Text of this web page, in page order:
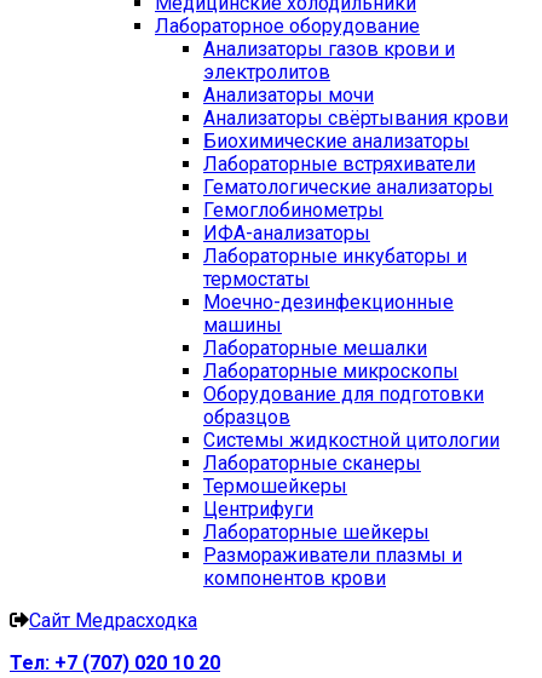
Лабораторное оборудование
Анализаторы газов крови и
электролитов
Анализаторы мочи
Анализаторы свёртывания крови
Биохимические анализаторы
Лабораторные встряхиватели
Гематологические анализаторы
Гемоглобинометры
ИФА-анализаторы
Лабораторные инкубаторы и
термостаты
Моечно-дезинфекционные
машины
Лабораторные мешалки
Лабораторные микроскопы
Оборудование для подготовки
образцов
Системы жидкостной цитологии
Лабораторные сканеры
Термошейкеры
Центрифуги
Лабораторные шейкеры
Размораживатели плазмы и
компонентов крови
Сайт Медрасходка
Тел: +7 (707) 020 10 20